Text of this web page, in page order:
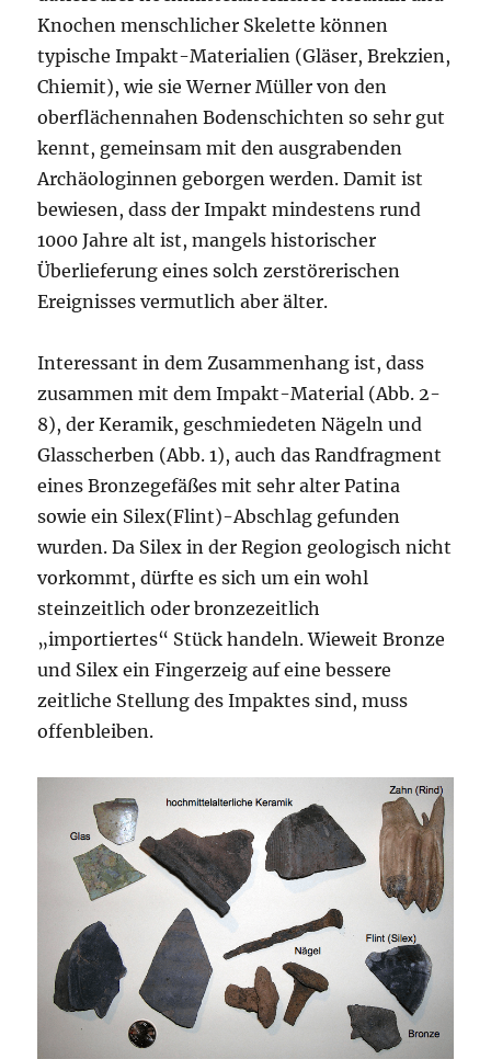
Knochen menschlicher Skelette können
typische Impakt-Materialien (Gläser, Brekzien,
Chiemit), wie sie Werner Müller von den
oberflächennahen Bodenschichten so sehr gut
kennt, gemeinsam mit den ausgrabenden
Archäologinnen geborgen werden. Damit ist
bewiesen, dass der Impakt mindestens rund
1000 Jahre alt ist, mangels historischer
Überlieferung eines solch zerstörerischen
Ereignisses vermutlich aber älter.
Interessant in dem Zusammenhang ist, dass
zusammen mit dem Impakt-Material (Abb. 2-
8), der Keramik, geschmiedeten Nägeln und
Glasscherben (Abb. 1), auch das Randfragment
eines Bronzegefäßes mit sehr alter Patina
sowie ein Silex(Flint)-Abschlag gefunden
wurden. Da Silex in der Region geologisch nicht
vorkommt, dürfte es sich um ein wohl
steinzeitlich oder bronzezeitlich
„importiertes“ Stück handeln. Wieweit Bronze
und Silex ein Fingerzeig auf eine bessere
zeitliche Stellung des Impaktes sind, muss
offenbleiben.